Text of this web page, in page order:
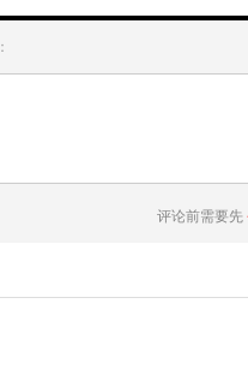
评论前需要先